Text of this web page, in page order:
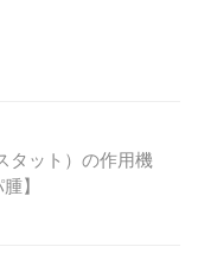
タット）の作用機
】